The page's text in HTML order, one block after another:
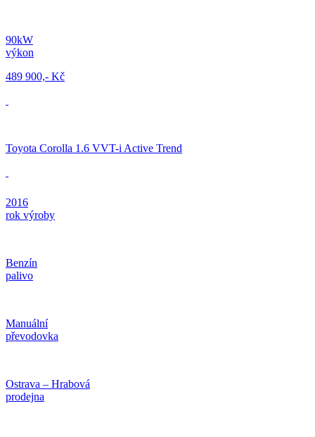
90kW
výkon
489 900,- Kč
Toyota Corolla 1.6 VVT-i Active Trend
2016
rok výroby
Benzín
palivo
Manuální
převodovka
Ostrava – Hrabová
prodejna